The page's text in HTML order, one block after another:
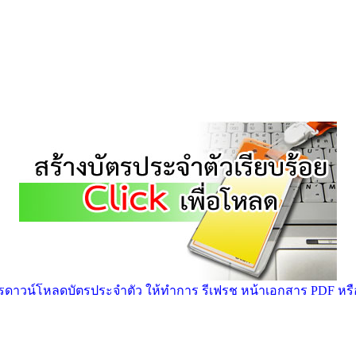
าวน์โหลดบัตรประจำตัว ให้ทำการ รีเฟรช หน้าเอกสาร PDF ห